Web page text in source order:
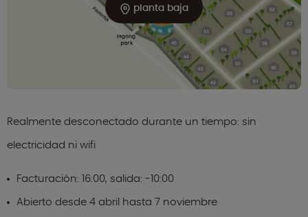
planta baja
Realmente desconectado durante un tiempo: sin
electricidad ni wifi
Facturación: 16:00, salida: -10:00
Abierto desde 4 abril hasta 7 noviembre